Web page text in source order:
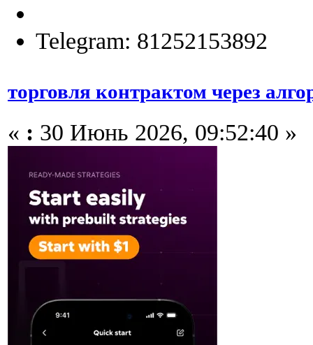
Telegram: 81252153892
торговля контрактом через
« : 30 Июнь 2026, 09:52:40 »